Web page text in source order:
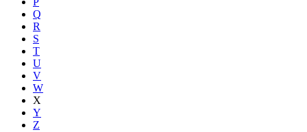
Q
R
S
T
U
V
W
X
Y
Z